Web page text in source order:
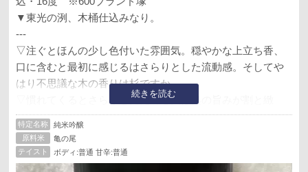
続きを読む
▼東光の洌、木桶仕込みなり。
---
▽注ぐとほんの少し色付いた雰囲気。穏やかな上立ち香、
口に含むと最初に感じるはさらりとした流動感。そしてや
はり不思議な木の香りは杉ですか
▽慣れてくるとさらりと見えても実は奥の旨みが割と緻
密。酸味穏やかに甘味は抑えめ、そしてそのキュッと酸っ
ぱい酸味が入口から出口までずっと寄り添う
▽甘口でもなく辛口でもなく強いて言うなら酸っぱ口？。
しかし前面に出てくるような特徴ある酸と言うわけではな
特定名称
純米吟醸
原料米
亀の尾
テイスト
ボディ:普通 甘辛:普通